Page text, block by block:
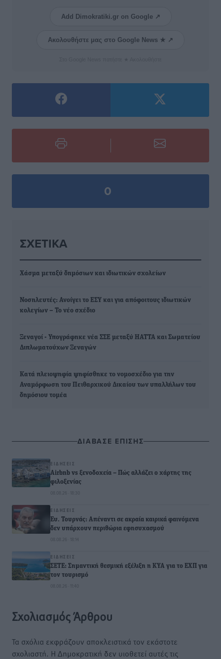
Add Dimokratiki.gr on Google ↗
Ακολουθήστε μας στο Google News ★ ↗
0
ΣΧΕΤΙΚΆ
Χάσμα μεταξύ δημόσιων και ιδιωτικών σχολείων
Νοσηλευτές: Ανοίγει το ΕΣΥ και για απόφοιτους ιδιωτικών
κολεγίων – Το νέο σχέδιο
Ξεναγοί - Υπογράφηκε νέα ΣΣΕ μεταξύ ΗΑΤΤΑ και Σωματείου
Διπλωματούχων Ξεναγών
Κατά πλειοψηφία ψηφίσθηκε το νομοσχέδιο για την
Αναμόρφωση του Πειθαρχικού Δικαίου των υπαλλήλων του
δημόσιου τομέα
ΔΙΑΒΑΣΕ ΕΠΙΣΗΣ
ΕΙΔΉΣΕΙΣ
Airbnb vs ξενοδοχεία – Πώς αλλάζει ο χάρτης της
φιλοξενίας
08.08.26 · 18:30
ΕΙΔΉΣΕΙΣ
Ευ. Τουρνάς: Απέναντι σε ακραία καιρικά φαινόμενα
δεν υπάρχουν περιθώρια εφησυχασμού
08.08.26 · 18:14
ΕΙΔΉΣΕΙΣ
ΣΕΤΕ: Σημαντική θεσμική εξέλιξη η ΚΥΑ για το ΕΧΠ για
τον τουρισμό
08.08.26 · 11:40
Σχολιασμός Άρθρου
Τα σχόλια εκφράζουν αποκλειστικά τον εκάστοτε
σχολιαστή. Η Δημοκρατική δεν υιοθετεί αυτές τις